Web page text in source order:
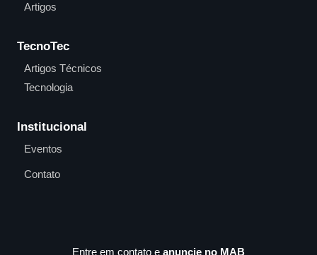
Artigos
TecnoTec
Artigos Técnicos
Tecnologia
Institucional
Eventos
Contato
Entre em contato e anuncie no MAB